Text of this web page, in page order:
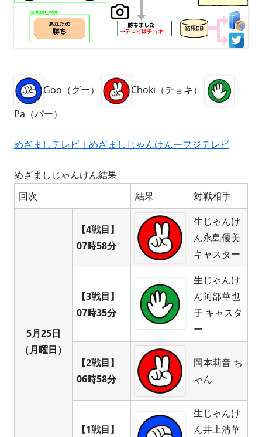
Goo（グー）
Choki（チョキ）
Pa（パー）
めざましテレビ｜めざましじゃんけんーフジテレビ
めざましじゃんけん結果
回次
結果 対戦相手
5月25日
（月曜日）
【4戦目】
07時58分
生じゃんけ
ん永島優美
キャスター
【3戦目】
07時35分
生じゃんけ
ん阿部華也
子 キャスタ
ー
【2戦目】
06時58分
岡本莉音 ち
ゃん
【1戦目】
生じゃんけ
ん井上清華